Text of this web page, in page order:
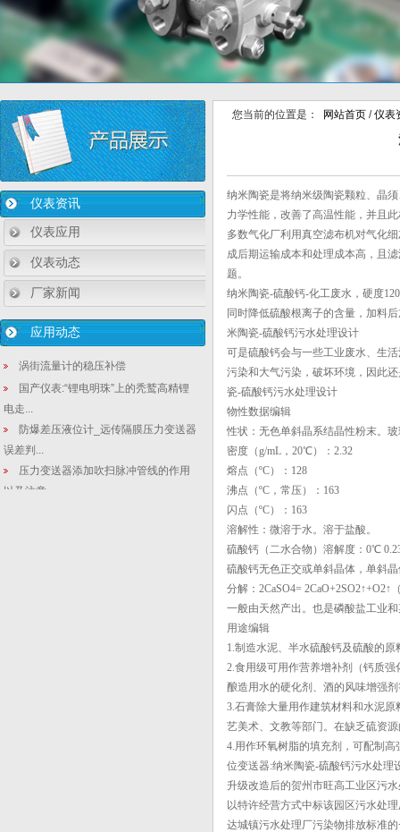
仪表资讯
仪表应用
仪表动态
厂家新闻
应用动态
涡街流量计的稳压补偿
国产仪表:“锂电明珠”上的秃鹫高精锂
电走...
防爆差压液位计_远传隔膜压力变送器
误差判...
压力变送器添加吹扫脉冲管线的作用
以及注意...
您当前的位置是： 网站首页 /仪表
纳米陶瓷是将纳米级陶瓷颗粒、晶
力学性能，改善了高温性能，并且
多数气化厂利用真空滤布机对气化
成后期运输成本和处理成本高，且
题。
纳米陶瓷-硫酸钙-化工废水，硬度
同时降低硫酸根离子的含量，加料
米陶瓷-硫酸钙污水处理设计
可是硫酸钙会与一些工业废水、生
污染和大气污染，破坏环境，因此
瓷-硫酸钙污水处理设计
物性数据编辑
性状：无色单斜晶系结晶性粉末。
密度（g/mL，20℃）：2.32
熔点（ºC）：128
沸点（ºC，常压）：163
闪点（ºC）：163
溶解性：微溶于水。溶于盐酸。
硫酸钙（二水合物）溶解度：0℃
硫酸钙无色正交或单斜晶体，单斜
分解：2CaSO4= 2CaO+2SO2↑+O2↑
一般由天然产出。也是磷酸盐工业
用途编辑
1.制造水泥、半水硫酸钙及硫酸的
2.食用级可用作营养增补剂（钙质
酿造用水的硬化剂、酒的风味增强
3.石膏除大量用作建筑材料和水泥
艺美术、文教等部门。在缺乏硫资
4.用作环氧树脂的填充剂，可配制
位变送器:纳米陶瓷-硫酸钙污水处理
升级改造后的贺州市旺高工业区污
以特许经营方式中标该园区污水处
达城镇污水处理厂污染物排放标准